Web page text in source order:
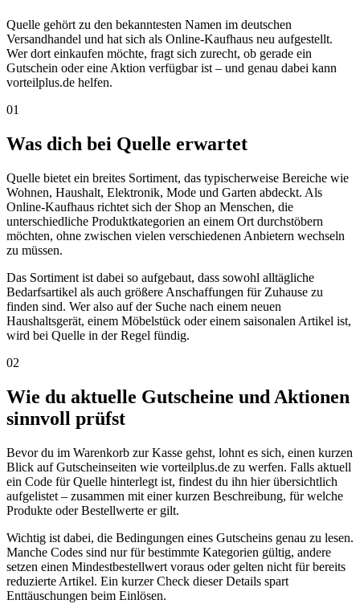
Quelle gehört zu den bekanntesten Namen im deutschen
Versandhandel und hat sich als Online-Kaufhaus neu aufgestellt.
Wer dort einkaufen möchte, fragt sich zurecht, ob gerade ein
Gutschein oder eine Aktion verfügbar ist – und genau dabei kann
vorteilplus.de helfen.
01
Was dich bei Quelle erwartet
Quelle bietet ein breites Sortiment, das typischerweise Bereiche wie
Wohnen, Haushalt, Elektronik, Mode und Garten abdeckt. Als
Online-Kaufhaus richtet sich der Shop an Menschen, die
unterschiedliche Produktkategorien an einem Ort durchstöbern
möchten, ohne zwischen vielen verschiedenen Anbietern wechseln
zu müssen.
Das Sortiment ist dabei so aufgebaut, dass sowohl alltägliche
Bedarfsartikel als auch größere Anschaffungen für Zuhause zu
finden sind. Wer also auf der Suche nach einem neuen
Haushaltsgerät, einem Möbelstück oder einem saisonalen Artikel ist,
wird bei Quelle in der Regel fündig.
02
Wie du aktuelle Gutscheine und Aktionen
sinnvoll prüfst
Bevor du im Warenkorb zur Kasse gehst, lohnt es sich, einen kurzen
Blick auf Gutscheinseiten wie vorteilplus.de zu werfen. Falls aktuell
ein Code für Quelle hinterlegt ist, findest du ihn hier übersichtlich
aufgelistet – zusammen mit einer kurzen Beschreibung, für welche
Produkte oder Bestellwerte er gilt.
Wichtig ist dabei, die Bedingungen eines Gutscheins genau zu lesen.
Manche Codes sind nur für bestimmte Kategorien gültig, andere
setzen einen Mindestbestellwert voraus oder gelten nicht für bereits
reduzierte Artikel. Ein kurzer Check dieser Details spart
Enttäuschungen beim Einlösen.